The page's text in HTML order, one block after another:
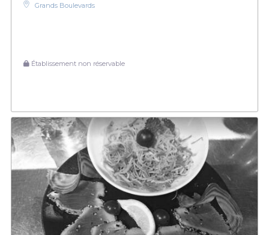
Grands Boulevards
Établissement non réservable